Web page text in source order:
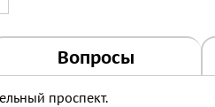
Вопросы
проспект.